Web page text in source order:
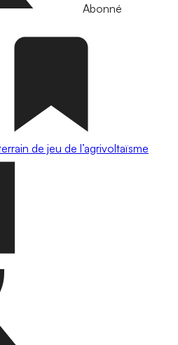
Abonné
de jeu de l’agrivoltaïsme